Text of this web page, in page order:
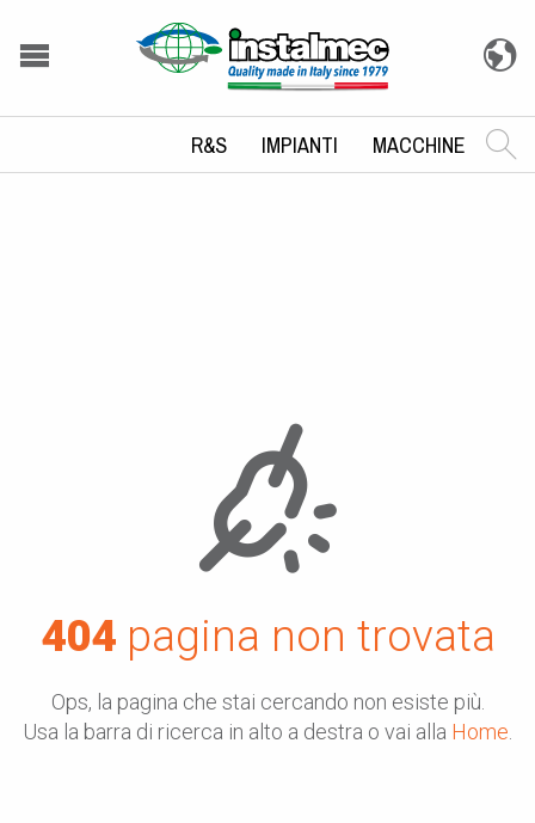
R&S IMPIANTI MACCHINE
404pagina non trovata
Ops, la pagina che stai cercando non esiste più.
Usa la barra di ricerca in alto a destra o vai alla Home